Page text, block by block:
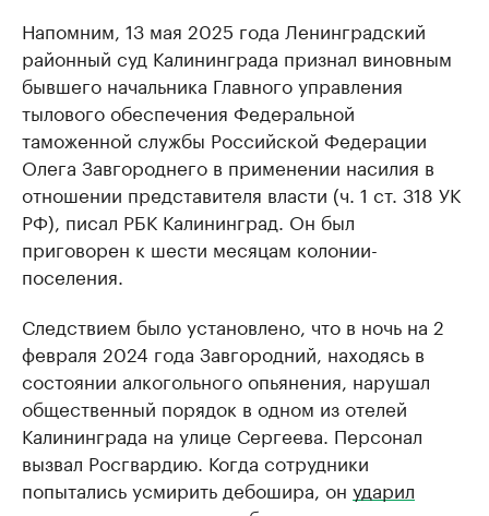
Напомним, 13 мая 2025 года Ленинградский
районный суд Калининграда признал виновным
бывшего начальника Главного управления
тылового обеспечения Федеральной
таможенной службы Российской Федерации
Олега Завгороднего в применении насилия в
отношении представителя власти (ч. 1 ст. 318 УК
РФ), писал РБК Калининград. Он был
приговорен к шести месяцам колонии-
поселения.
Следствием было установлено, что в ночь на 2
февраля 2024 года Завгородний, находясь в
состоянии алкогольного опьянения, нарушал
общественный порядок в одном из отелей
Калининграда на улице Сергеева. Персонал
вызвал Росгвардию. Когда сотрудники
попытались усмирить дебошира, он ударил